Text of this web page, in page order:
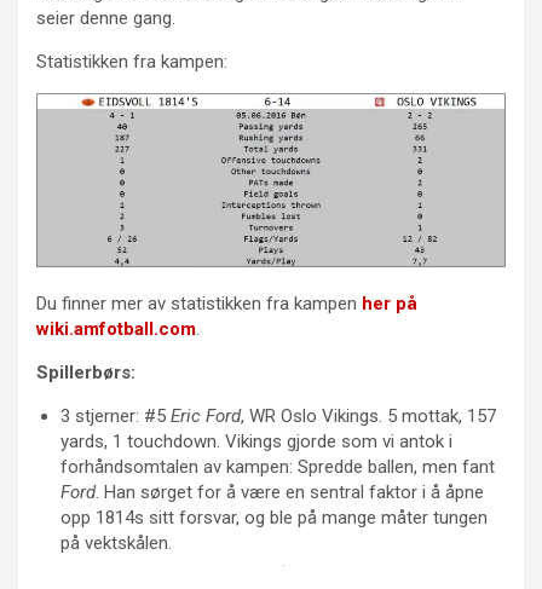
seier denne gang.
Statistikken fra kampen:
Du finner mer av statistikken fra kampen her på
wiki.amfotball.com.
Spillerbørs:
3 stjerner: #5 Eric Ford, WR Oslo Vikings. 5 mottak, 157
yards, 1 touchdown. Vikings gjorde som vi antok i
forhåndsomtalen av kampen: Spredde ballen, men fant
Ford. Han sørget for å være en sentral faktor i å åpne
opp 1814s sitt forsvar, og ble på mange måter tungen
på vektskålen.